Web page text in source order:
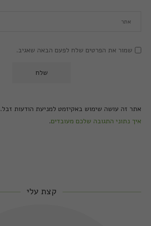
שמור את הפרטים שלח לפעם הבאה שאגיב.
אתר זה עושה שימוש באקיזמט למניעת הודעות זבל.
איך נתוני התגובה שלכם מעובדים.
קצת עלי